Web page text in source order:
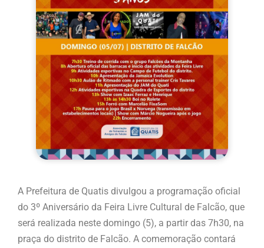
A Prefeitura de Quatis divulgou a programação oficial
do 3º Aniversário da Feira Livre Cultural de Falcão, que
será realizada neste domingo (5), a partir das 7h30, na
praça do distrito de Falcão. A comemoração contará